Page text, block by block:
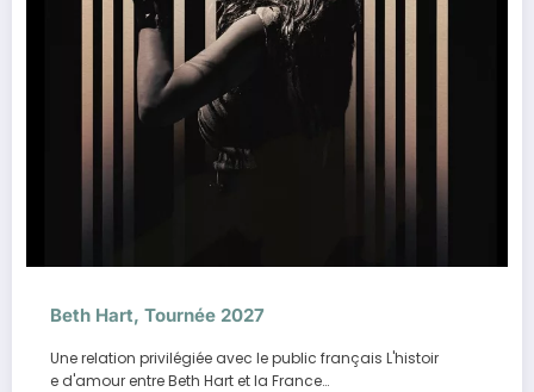
Beth Hart, Tournée 2027
Une relation privilégiée avec le public français L'histoir
e d'amour entre Beth Hart et la France…